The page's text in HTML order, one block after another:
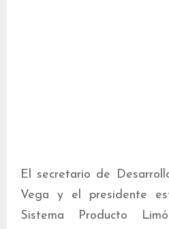
El secretario de
Vega y el presidente
Sistema Producto